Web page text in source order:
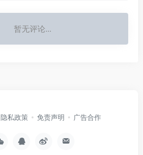
暂无评论...
隐私政策 免责声明 广告合作